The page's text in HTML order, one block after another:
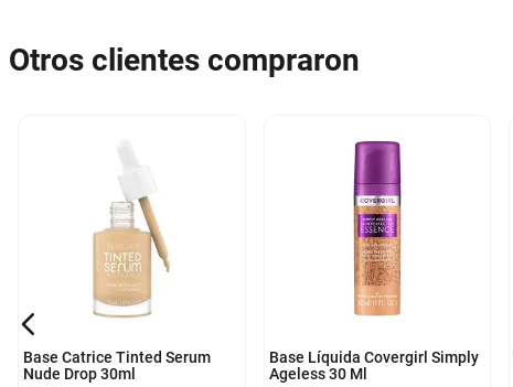
Otros clientes compraron
Base Catrice Tinted Serum
Nude Drop 30ml
Base Líquida Covergirl Simply
Ageless 30 Ml